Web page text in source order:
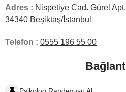
Adres : Nispetiye Cad. Gürel
34340 Beşiktaş/İstanbul
Telefon : 0555 196 55 00